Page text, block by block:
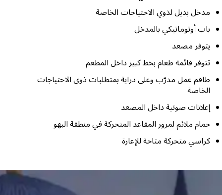
مدخل بديل لذوي الاحتياجات الخاصة
باب أوتوماتيكي بالمدخل
يتوفر مصعد
تتوفر قائمة طعام بخط كبير داخل المطعم
طاقم عمل مدرّب وعلى دراية بمتطلبات ذوي الاحتياجات
الخاصة
إعلانات صوتية داخل المصعد
حمام ملائم لمرور المقاعد المتحركة في منطقة البهو
كراسي متحركة متاحة للإعارة